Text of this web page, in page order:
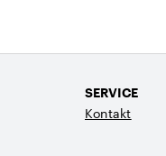
SERVICE
Kontakt